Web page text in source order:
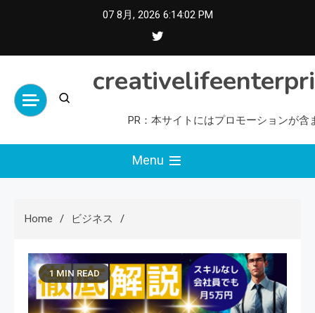
07 8月, 2026 6:14:03 PM
PR：本サイトにはプロモーションが含
Menu
Home ビジネス
1 MIN READ